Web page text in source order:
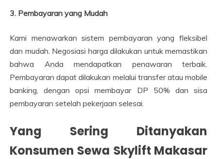
3. Pembayaran yang Mudah
Kami menawarkan sistem pembayaran yang fleksibel
dan mudah. Negosiasi harga dilakukan untuk memastikan
bahwa Anda mendapatkan penawaran terbaik.
Pembayaran dapat dilakukan melalui transfer atau mobile
banking, dengan opsi membayar DP 50% dan sisa
pembayaran setelah pekerjaan selesai.
Yang Sering Ditanyakan
Konsumen Sewa Skylift Makasar